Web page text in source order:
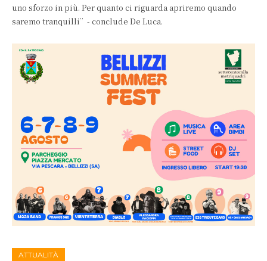
uno sforzo in più. Per quanto ci riguarda apriremo quando
saremo tranquilli”- conclude De Luca.
ATTUALITÀ